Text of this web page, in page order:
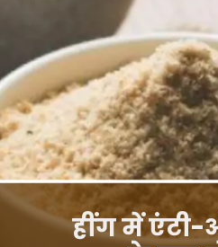
हींग में